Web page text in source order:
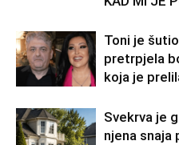
Toni je
pretrpjela
koja je
Svekrva je
njena snaja